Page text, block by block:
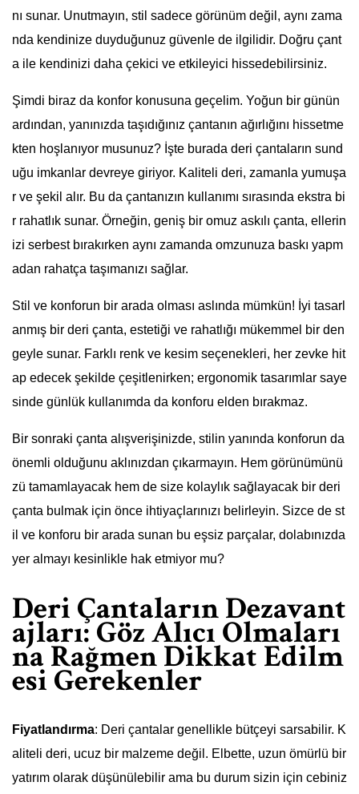
nı sunar. Unutmayın, stil sadece görünüm değil, aynı zama
nda kendinize duyduğunuz güvenle de ilgilidir. Doğru çant
a ile kendinizi daha çekici ve etkileyici hissedebilirsiniz.
Şimdi biraz da konfor konusuna geçelim. Yoğun bir günün
ardından, yanınızda taşıdığınız çantanın ağırlığını hissetme
kten hoşlanıyor musunuz? İşte burada deri çantaların sund
uğu imkanlar devreye giriyor. Kaliteli deri, zamanla yumuşa
r ve şekil alır. Bu da çantanızın kullanımı sırasında ekstra bi
r rahatlık sunar. Örneğin, geniş bir omuz askılı çanta, ellerin
izi serbest bırakırken aynı zamanda omzunuza baskı yapm
adan rahatça taşımanızı sağlar.
Stil ve konforun bir arada olması aslında mümkün! İyi tasarl
anmış bir deri çanta, estetiği ve rahatlığı mükemmel bir den
geyle sunar. Farklı renk ve kesim seçenekleri, her zevke hit
ap edecek şekilde çeşitlenirken; ergonomik tasarımlar saye
sinde günlük kullanımda da konforu elden bırakmaz.
Bir sonraki çanta alışverişinizde, stilin yanında konforun da
önemli olduğunu aklınızdan çıkarmayın. Hem görünümünü
zü tamamlayacak hem de size kolaylık sağlayacak bir deri
çanta bulmak için önce ihtiyaçlarınızı belirleyin. Sizce de st
il ve konforu bir arada sunan bu eşsiz parçalar, dolabınızda
yer almayı kesinlikle hak etmiyor mu?
Deri Çantaların Dezavant
ajları: Göz Alıcı Olmaları
na Rağmen Dikkat Edilm
esi Gerekenler
Fiyatlandırma: Deri çantalar genellikle bütçeyi sarsabilir. K
aliteli deri, ucuz bir malzeme değil. Elbette, uzun ömürlü bir
yatırım olarak düşünülebilir ama bu durum sizin için cebiniz